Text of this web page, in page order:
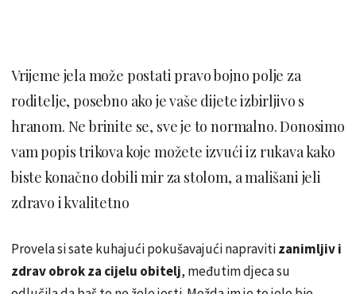
Vrijeme jela može postati pravo bojno polje za
roditelje, posebno ako je vaše dijete izbirljivo s
hranom. Ne brinite se, sve je to normalno. Donosimo
vam popis trikova koje možete izvući iz rukava kako
biste konačno dobili mir za stolom, a mališani jeli
zdravo i kvalitetno
Provela si sate kuhajući pokušavajući napravitizanimljiv i
zdrav obrok za cijelu obitelj, međutim djeca su